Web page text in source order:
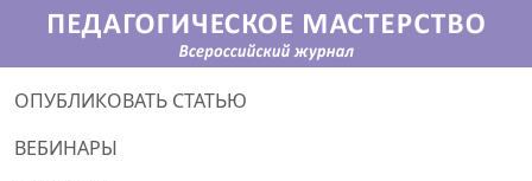
ОПУБЛИКОВАТЬ СТАТЬЮ
ВЕБИНАРЫ